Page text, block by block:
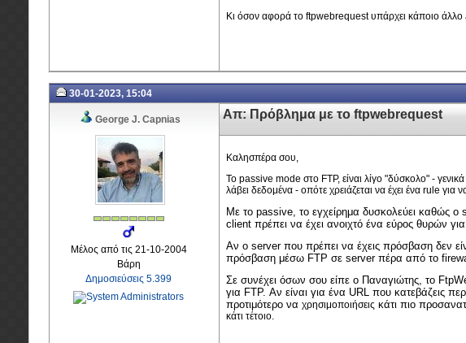
Κι όσον αφορά το ftpwebrequest υπάρχει κάποιο
30-01-2023, 15:04
George J. Capnias
Μέλος από τις 21-10-2004
Βάρη
Δημοσιεύσεις 5.399
Απ: Πρόβλημα με το ftpwebrequest
Καλησπέρα σου,
Το passive mode στο FTP, είναι λίγο "δύσκολο" -
λάβει δεδομένα - οπότε χρειάζεται να έχει ένα rule
Με το passive, το εγχείρημα δυσκολεύει καθώς ο
client πρέπει να έχει ανοιχτό ένα εύρος θυρών
Αν ο server που πρέπει να έχεις πρόσβαση δεν
πρόσβαση μέσω FTP σε server πέρα από το
Σε συνέχει όσων σου είπε ο Παναγιώτης, το
για FTP. Αν είναι για ένα URL που κατεβάζεις
προτιμότερο να χρησιμοποιήσεις κάτι πιο
κάτι τέτοιο.